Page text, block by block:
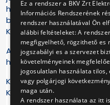
használható.
bérletünkkel. A bérletet
Központi
Az új árakról és az
honlapján lehet
Köszönjük, hogy 2009-
Kellemes Ünnepeket
Ez a rendszer a BKV Zrt
Információs Rendszerének
rendszer használatával Ön
alábbi feltételeket: A
megfigyelhető, rögzithető es
jogszabályi es a szervezet
követelményeinek
jogosulatlan használata tilos,
vagy polgárjogi
maga után.
A rendszer használata az itt